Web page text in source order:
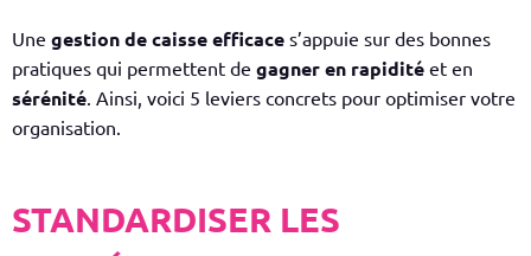
Une gestion de caisse efficace s’appuie sur des bonnes
pratiques qui permettent de gagner en rapidité et en
sérénité. Ainsi, voici 5 leviers concrets pour optimiser votre
organisation.
STANDARDISER LES